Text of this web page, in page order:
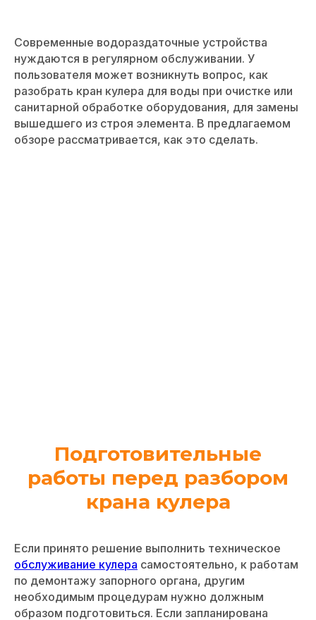
Современные водораздаточные устройства
нуждаются в регулярном обслуживании. У
пользователя может возникнуть вопрос, как
разобрать кран кулера для воды при очистке или
санитарной обработке оборудования, для замены
вышедшего из строя элемента. В предлагаемом
обзоре рассматривается, как это сделать.
Подготовительные
работы перед разбором
крана кулера
Если принято решение выполнить техническое
обслуживание кулера самостоятельно, к работам
по демонтажу запорного органа, другим
необходимым процедурам нужно должным
образом подготовиться. Если запланирована